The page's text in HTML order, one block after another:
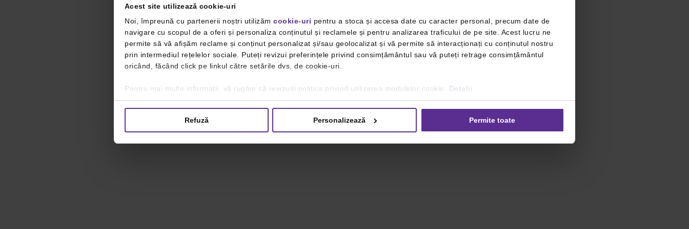
Acest site utilizează cookie-uri
Noi, împreună cu partenerii noștri utilizăm cookie-uri pentru a stoca și accesa date cu caracter personal, precum date de
navigare cu scopul de a oferi și personaliza conținutul și reclamele și pentru analizarea traficului de pe site. Acest lucru ne
permite să vă afișăm reclame și conținut personalizat și/sau geolocalizat și vă permite să interacționați cu conținutul nostru
prin intermediul rețelelor sociale. Puteți revizui preferințele privind consimțământul sau vă puteți retrage consimțământul
oricând, făcând click pe linkul către setările dvs. de cookie-uri.
Pentru mai multe informații, vă rugăm să revizuiți politica privind utilizarea modulelor cookie. Detalii
Refuză Personalizează Permite toate